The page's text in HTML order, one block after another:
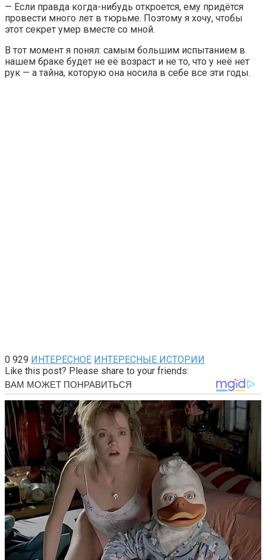
— Если правда когда-нибудь откроется, ему придётся
провести много лет в тюрьме. Поэтому я хочу, чтобы
этот секрет умер вместе со мной.
В тот момент я понял: самым большим испытанием в
нашем браке будет не её возраст и не то, что у неё нет
рук — а тайна, которую она носила в себе все эти годы.
0 929 ИНТЕРЕСНОЕ ИНТЕРЕСНЫЕ ИСТОРИИ
Like this post? Please share to your friends: